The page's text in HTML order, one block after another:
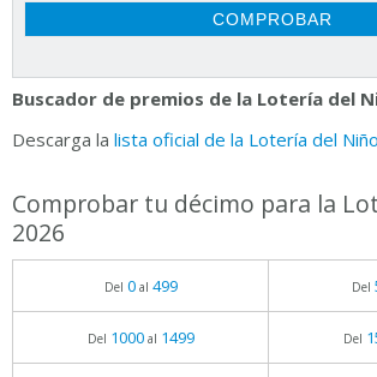
Buscador de premios de la Lotería del
Descarga la lista oficial de la Lotería del
Comprobar tu décimo para la
2026
Del 0al 499 Del
Del 1000al 1499 Del